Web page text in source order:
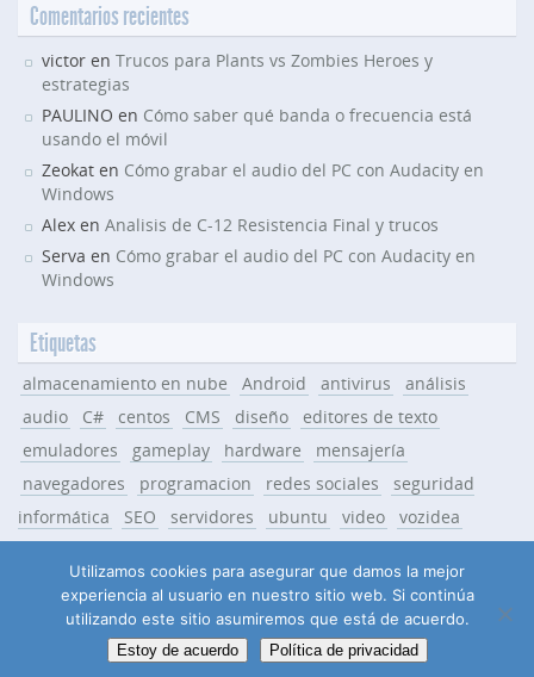
Comentarios recientes
victor en Trucos para Plants vs Zombies Heroes y
estrategias
PAULINO en Cómo saber qué banda o frecuencia está
usando el móvil
Zeokat en Cómo grabar el audio del PC con Audacity en
Windows
Alex en Analisis de C-12 Resistencia Final y trucos
Serva en Cómo grabar el audio del PC con Audacity en
Windows
Etiquetas
almacenamiento en nube Android antivirus
análisis
audio
C# centos CMS diseño
editores de texto
emuladores
gameplay hardware
mensajería
navegadores
programacion redes sociales
seguridad
informática
SEO servidores ubuntu video
vozidea
Utilizamos cookies para asegurar que damos la mejor
experiencia al usuario en nuestro sitio web. Si continúa
utilizando este sitio asumiremos que está de acuerdo.
Estoy de acuerdo Política de privacidad
Política de privacidad Foro © VozIdea 2018